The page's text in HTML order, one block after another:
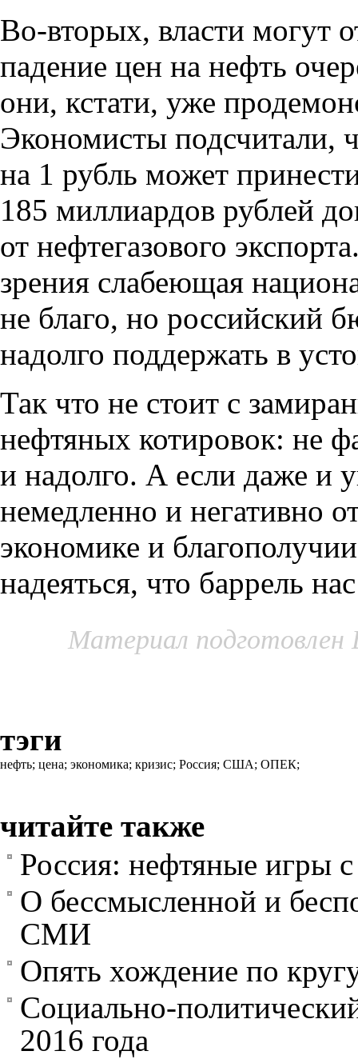
Во-вторых, власти могут
падение цен на нефть
они, кстати, уже
Экономисты подсчитали,
на 1 рубль может
185 миллиардов рублей
от нефтегазового
зрения слабеющая
не благо, но российский
надолго поддержать в
Так что не стоит с
нефтяных котировок: не
и надолго. А если даже и
немедленно и негативно
экономике и
надеяться, что баррель
Материал подготовлен
тэги
нефть; цена; экономика; кризис; Россия; США; ОПЕК;
читайте также
Россия: нефтяные игры
О бессмысленной и
СМИ
Опять хождение по
Социально-
2016 года